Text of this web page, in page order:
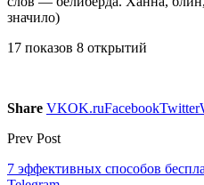
значило)
17 показов 8 открытий
Share VKOK.ruFacebookTwitter
Prev Post
7 эффективных способов